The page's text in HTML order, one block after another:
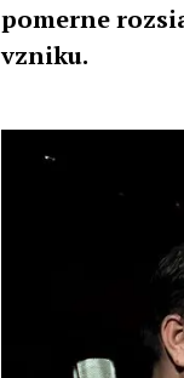
pomerne
vzniku.